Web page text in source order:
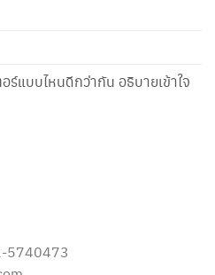
ร์แบบไหนดีกว่ากัน อธิบายเข้าใจ
5740473